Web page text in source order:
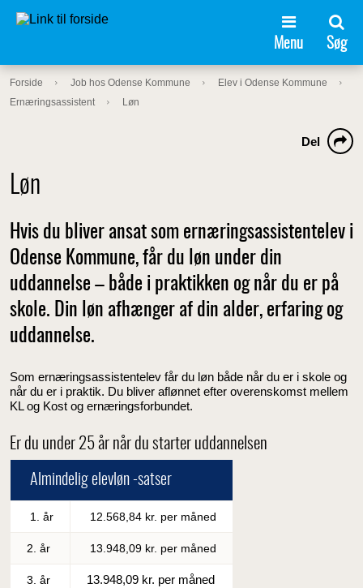
Menu Søg
Forside Job hos Odense Kommune
Elev i Odense Kommune
Ernæringsassistent
Løn
Løn
Del
Hvis du bliver ansat som ernæringsassistentelev i
Odense Kommune, får du løn under din
uddannelse – både i praktikken og når du er på
skole. Din løn afhænger af din alder, erfaring og
uddannelse.
Som ernæringsassistentelev får du løn både når du er i skole og
når du er i praktik. Du bliver aflønnet efter overenskomst mellem
KL og Kost og ernæringsforbundet.
Er du under 25 år når du starter uddannelsen
Almindelig elevløn -satser
1. år 12.568,84 kr. per måned
2. år 13.948,09 kr. per måned
3. år 13.948,09 kr. per måned